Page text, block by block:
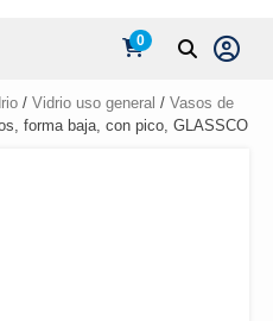
0
/ Vidrio uso general / Vasos de
forma baja, con pico, GLASSCO